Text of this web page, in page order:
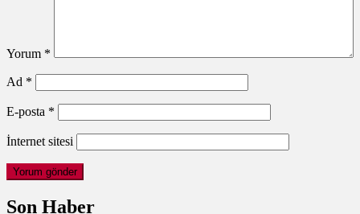
Yorum *
Ad *
E-posta *
İnternet sitesi
Son Haber